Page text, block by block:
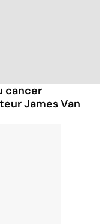
cancer
James Van